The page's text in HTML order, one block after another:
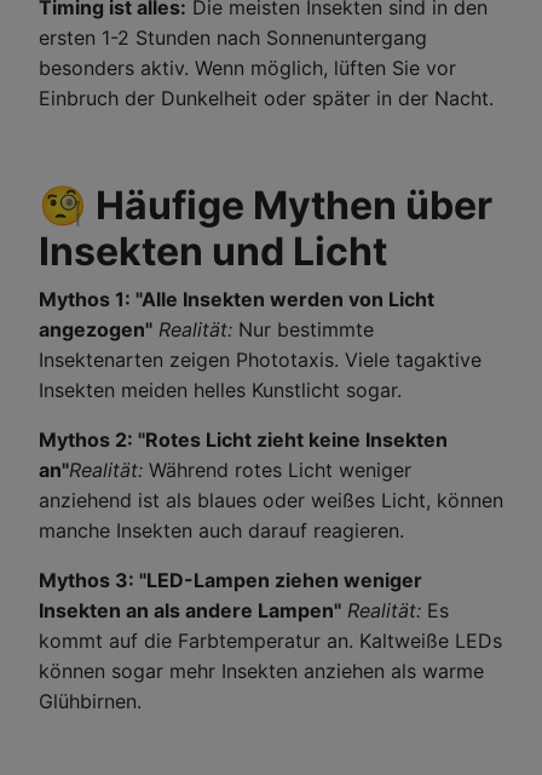
Timing ist alles: Die meisten Insekten sind in den
ersten 1-2 Stunden nach Sonnenuntergang
besonders aktiv. Wenn möglich, lüften Sie vor
Einbruch der Dunkelheit oder später in der Nacht.
🧐 Häufige Mythen über
Insekten und Licht
Mythos 1: "Alle Insekten werden von Licht
angezogen" Realität: Nur bestimmte
Insektenarten zeigen Phototaxis. Viele tagaktive
Insekten meiden helles Kunstlicht sogar.
Mythos 2: "Rotes Licht zieht keine Insekten
an"Realität: Während rotes Licht weniger
anziehend ist als blaues oder weißes Licht, können
manche Insekten auch darauf reagieren.
Mythos 3: "LED-Lampen ziehen weniger
Insekten an als andere Lampen" Realität: Es
kommt auf die Farbtemperatur an. Kaltweiße LEDs
können sogar mehr Insekten anziehen als warme
Glühbirnen.